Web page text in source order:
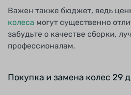
Важен также бюджет, ведь
колеса могут существенно
забудьте о качестве сборки,
профессионалам.
Покупка и замена колес 29